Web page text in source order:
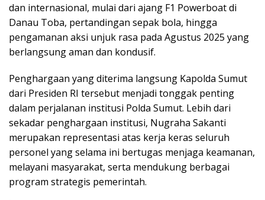
dan internasional, mulai dari ajang F1 Powerboat di
Danau Toba, pertandingan sepak bola, hingga
pengamanan aksi unjuk rasa pada Agustus 2025 yang
berlangsung aman dan kondusif.
Penghargaan yang diterima langsung Kapolda Sumut
dari Presiden RI tersebut menjadi tonggak penting
dalam perjalanan institusi Polda Sumut. Lebih dari
sekadar penghargaan institusi, Nugraha Sakanti
merupakan representasi atas kerja keras seluruh
personel yang selama ini bertugas menjaga keamanan,
melayani masyarakat, serta mendukung berbagai
program strategis pemerintah.